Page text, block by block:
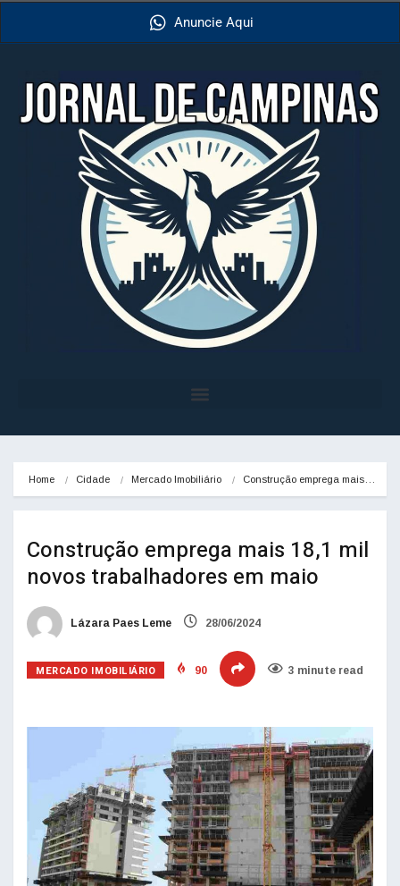
Anuncie Aqui
Home Cidade Mercado Imobiliário Construção emprega mais…
Construção emprega mais 18,1 mil
novos trabalhadores em maio
Lázara Paes Leme 28/06/2024
MERCADO IMOBILIÁRIO 90 3 minute read